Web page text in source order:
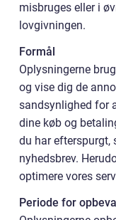
misbruges eller i
lovgivningen.
Formål
Oplysningerne
og vise dig de
sandsynlighed for
dine køb og
du har efterspurgt,
nyhedsbrev.
optimere vores
Periode for